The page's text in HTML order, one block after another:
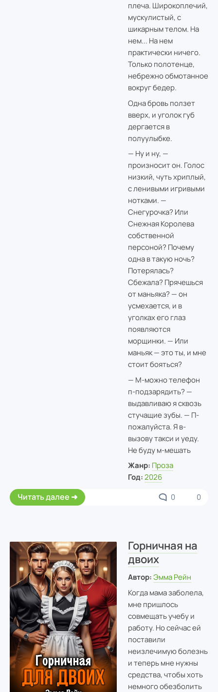
плеча. Широкоплечий,
мускулистый, с
шикарным телом. На
нем... На нем
практически ничего.
Только полотенце,
небрежно обмотанное
вокруг бедер.
Одна бровь ползет
вверх, и уголок губ
дергается в
полуулыбке.
— Ну и ну, —
произносит он. Голос
низкий, чуть хриплый,
с ленивыми игривыми
нотками. —
Снегурочка? Или
Снежная Королева
собственной
персоной? Почему
одна в такую ночь?
Потерялась?
Сбежала? Прячешься
от маньяка? — он
усмехается, и в
уголках его глаз
появляются
морщинки. — Или
маньяк — это ты, и мне
стоит бояться?
— М-можно телефон
п-подзарядить? —
выдавливаю я сквозь
стучащие зубы. — П-
пожалуйста. Я в-
вызову такси и уеду.
Не буду м-мешать
Жанр: Проза
Год: 2026
Читать далее 0 0
Горничная на
двоих
Автор: Эмма Рейн
Когда мама заболела,
мне пришлось
совмещать учебу и
работу. Но сейчас ей
поставили
неизлечимую болезнь
и теперь мне нужны
средства, чтобы хоть
немного обезболить